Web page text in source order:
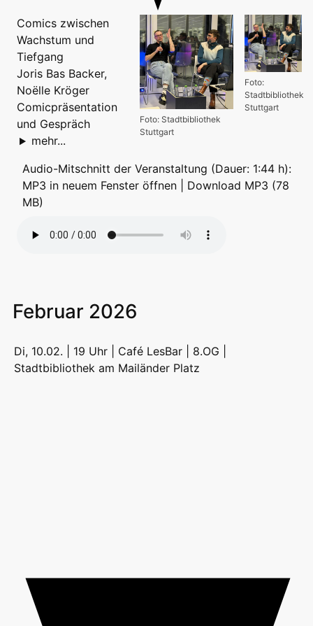
Foto:
Stadtbibliothek
Stuttgart
Foto: Stadtbibliothek
Stuttgart
Comics zwischen
Wachstum und
Tiefgang
Joris Bas Backer,
Noëlle Kröger
Comicpräsentation
und Gespräch
mehr...
Audio-Mitschnitt der Veranstaltung (Dauer: 1:44 h):
MP3 in neuem Fenster öffnen
Download MP3 (78
MB)
Februar 2026
Di, 10.02. | 19 Uhr | Café LesBar | 8.OG |
Stadtbibliothek am Mailänder Platz